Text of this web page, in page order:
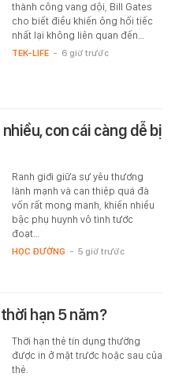
thành công vang dội, Bill Gates
cho biết điều khiến ông hối tiếc
nhất lại không liên quan đến…
TEK-LIFE - 6 giờ trước
con cái càng dễ bị
Ranh giới giữa sự yêu thương
lành mạnh và can thiệp quá đà
vốn rất mong manh, khiến nhiều
bậc phụ huynh vô tình tước
đoạt…
HỌC ĐƯỜNG - 5 giờ trước
hạn 5 năm?
Thời hạn thẻ tín dụng thường
được in ở mặt trước hoặc sau của
thẻ.